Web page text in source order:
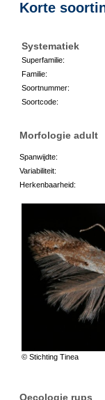
Korte
Systematiek
Superfamilie:
Familie:
Soortnummer:
Soortcode:
Morfologie adult
Spanwijdte:
Variabiliteit:
Herkenbaarheid:
© Stichting Tinea
Oecologie rups